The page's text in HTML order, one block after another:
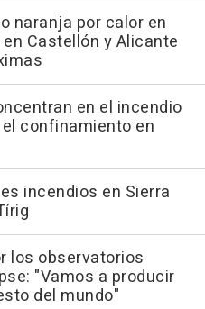
naranja por calor en
Castellón y Alicante
en el incendio
confinamiento en
incendios en Sierra
los observatorios
"Vamos a producir
del mundo"